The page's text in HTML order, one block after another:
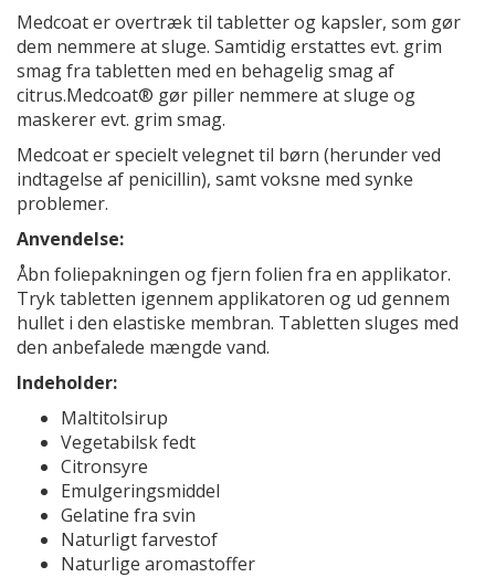
Medcoat er overtræk til tabletter og kapsler, som gør
dem nemmere at sluge. Samtidig erstattes evt. grim
smag fra tabletten med en behagelig smag af
citrus.Medcoat® gør piller nemmere at sluge og
maskerer evt. grim smag.
Medcoat er specielt velegnet til børn (herunder ved
indtagelse af penicillin), samt voksne med synke
problemer.
Anvendelse:
Åbn foliepakningen og fjern folien fra en applikator.
Tryk tabletten igennem applikatoren og ud gennem
hullet i den elastiske membran. Tabletten sluges med
den anbefalede mængde vand.
Indeholder:
Maltitolsirup
Vegetabilsk fedt
Citronsyre
Emulgeringsmiddel
Gelatine fra svin
Naturligt farvestof
Naturlige aromastoffer